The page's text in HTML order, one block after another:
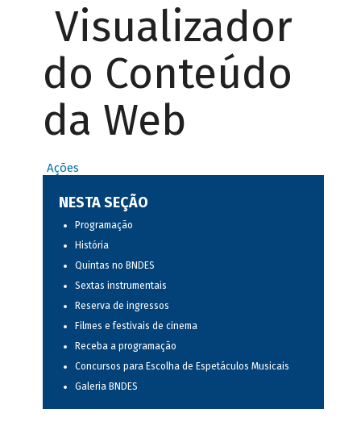
Visualizador
do Conteúdo
da Web
Ações
NESTA SEÇÃO
Programação
História
Quintas no BNDES
Sextas instrumentais
Reserva de ingressos
Filmes e festivais de cinema
Receba a programação
Concursos para Escolha de Espetáculos Musicais
Galeria BNDES